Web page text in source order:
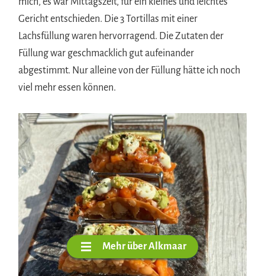
Gericht entschieden. Die 3 Tortillas mit einer
Lachsfüllung waren hervorragend. Die Zutaten der
Füllung war geschmacklich gut aufeinander
abgestimmt. Nur alleine von der Füllung hätte ich noch
viel mehr essen können.
Mehr über Alkmaar